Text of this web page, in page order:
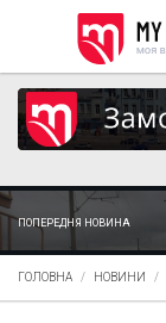
ПОПЕРЕДНЯ НОВИНА
ГОЛОВНА НОВИНИ